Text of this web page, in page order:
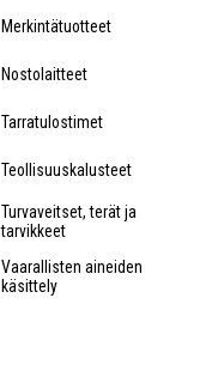
Merkintätuotteet
Nostolaitteet
Tarratulostimet
Teollisuuskalusteet
Turvaveitset, terät ja
tarvikkeet
Vaarallisten aineiden
käsittely